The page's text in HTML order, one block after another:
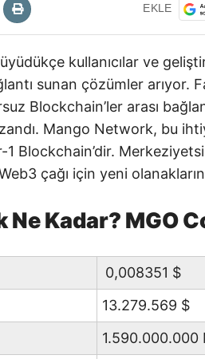
EKLE
kullanıcılar ve
sunan çözümler arıyor.
Blockchain’ler arası
Mango Network, bu
1 Blockchain’dir.
çağı için yeni
Kadar? MGO
0,008351 $
13.279.569 $
1.590.000.000